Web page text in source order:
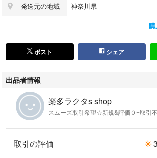
発送元の地域 神奈川県
ポスト シェア
出品者情報
楽多ラクタs shop
スムーズ取引希望☆新規&評価０=取引
取引の評価